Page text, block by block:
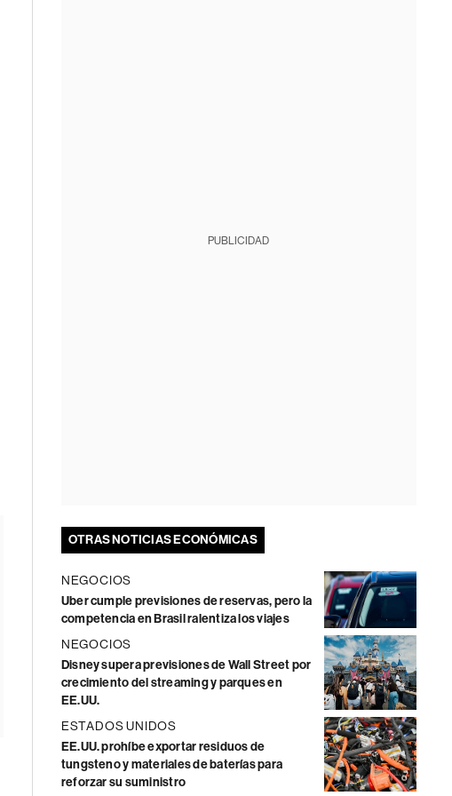
PUBLICIDAD
OTRAS NOTICIAS ECONÓMICAS
NEGOCIOS
Uber cumple previsiones de reservas, pero la
competencia en Brasil ralentiza los viajes
NEGOCIOS
Disney supera previsiones de Wall Street por
crecimiento del streaming y parques en
EE.UU.
ESTADOS UNIDOS
EE.UU. prohíbe exportar residuos de
tungsteno y materiales de baterías para
reforzar su suministro